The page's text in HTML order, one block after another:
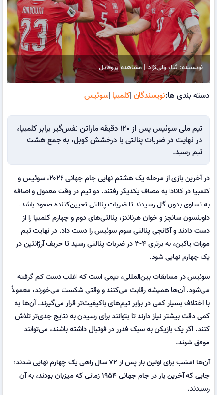
نویسنده: ثناء ولی‌نژاد | مشاهده پروفایل
دسته بندی ها:نویسندگان |کلمبیا |سوئیس
تیم ملی سوئیس پس از ۱۲۰ دقیقه ماراتن نفس‌گیر برابر کلمبیا،
در نهایت در ضربات پنالتی با درخشش کوبل، به جمع هشت
تیم رسید.
در آخرین بازی از مرحله یک هشتم نهایی جام جهانی ۲۰۲۶، سوئیس و
کلمبیا در کانادا به مصاف یکدیگر رفتند. دو تیم در وقت معمول و اضافه
به تساوی بدون گل رسیدند تا ضربات پنالتی تعیین‌کننده صعود باشد.
داوینسون سانچز و خوان هرناندز، پنالتی‌های دوم و چهارم کلمبیا را از
دست دادند و آکانجی پنالتی سوم سوئیس را دست داد. در نهایت تیم
مورات یاکین، به برتری ۴-۳ در ضربات پنالتی رسید تا حریف آرژانتین در
یک چهارم نهایی شود.
سوئیس در مسابقات بین‌المللی، تیمی است که اغلب دست کم گرفته
می‌شود. آن‌ها همیشه رقابت می‌کنند و وقتی شکست می‌خورند، معمولاً
با اختلاف بسیار کمی در برابر تیم‌های باکیفیت‌تر قرار می‌گیرند. آن‌ها به
کمی دقت بیشتر نیاز دارند تا بتوانند برای رسیدن به نتایج جدی‌تر تلاش
کنند. اگر یک بازیکن به سبک فدرر در فوتبال داشته باشند، می‌توانند
موفق شوند.
آن‌ها امشب برای اولین بار پس از ۷۲ سال راهی یک چهارم نهایی شدند؛
جایی که آخرین بار در جام جهانی ۱۹۵۴ زمانی که میزبان بودند، به آن
رسیدند‌.